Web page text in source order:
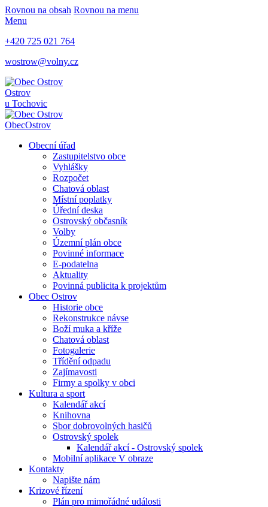
Rovnou na obsah Rovnou na menu
Menu
+420 725 021 764
wostrow@volny.cz
Ostrov
u Tochovic
ObecOstrov
Obecní úřad
Zastupitelstvo obce
Vyhlášky
Rozpočet
Chatová oblast
Místní poplatky
Úřední deska
Ostrovský občasník
Volby
Územní plán obce
Povinné informace
E-podatelna
Aktuality
Povinná publicita k projektům
Obec Ostrov
Historie obce
Rekonstrukce návse
Boží muka a kříže
Chatová oblast
Fotogalerie
Třídění odpadu
Zajímavosti
Firmy a spolky v obci
Kultura a sport
Kalendář akcí
Knihovna
Sbor dobrovolných hasičů
Ostrovský spolek
Kalendář akcí - Ostrovský spolek
Mobilní aplikace V obraze
Kontakty
Napište nám
Krizové řízení
Plán pro mimořádné události